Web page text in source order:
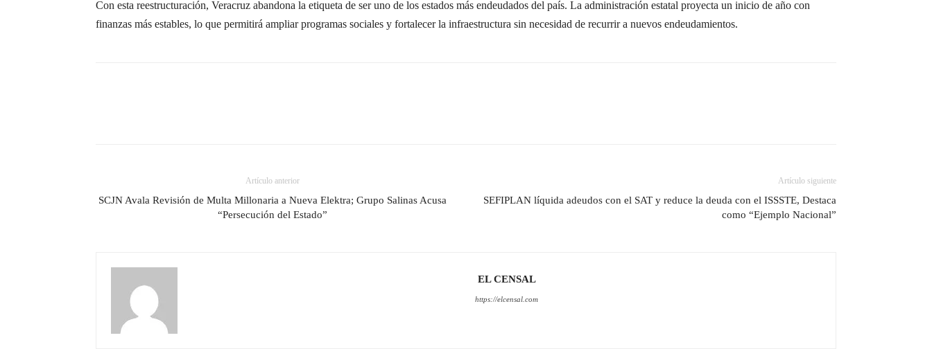
Con esta reestructuración, Veracruz abandona la etiqueta de ser uno de los estados más endeudados del país. La administración estatal proyecta un inicio de año con
finanzas más estables, lo que permitirá ampliar programas sociales y fortalecer la infraestructura sin necesidad de recurrir a nuevos endeudamientos.
Artículo anterior
SCJN Avala Revisión de Multa Millonaria a Nueva Elektra; Grupo Salinas Acusa
“Persecución del Estado”
Artículo siguiente
SEFIPLAN líquida adeudos con el SAT y reduce la deuda con el ISSSTE, Destaca
como “Ejemplo Nacional”
EL CENSAL
https://elcensal.com